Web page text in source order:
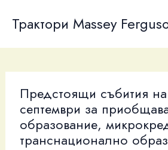
content
Трактори Massey
Предстоящи събития
септември за
образование,
транснационално